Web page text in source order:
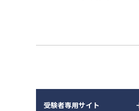
受験者専用サイト